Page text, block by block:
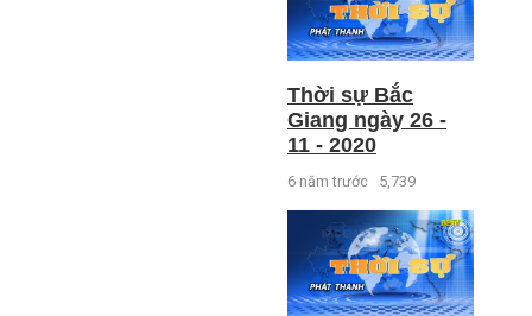
Thời sự Bắc
Giang ngày 26 -
11 - 2020
6 năm trước 5,739